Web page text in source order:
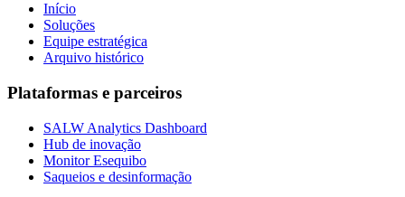
Início
Soluções
Equipe estratégica
Arquivo histórico
Plataformas e parceiros
SALW Analytics Dashboard
Hub de inovação
Monitor Esequibo
Saqueios e desinformação